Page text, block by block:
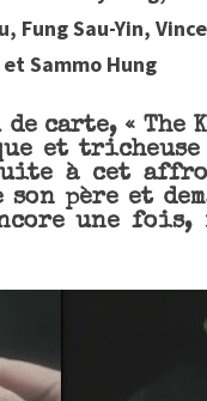
Fung Sau-Yin,
et Sammo Hung
carte, « The
et tricheuse
à cet
père et
une